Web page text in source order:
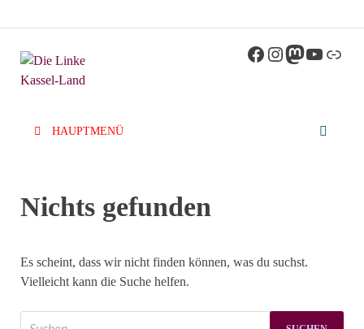
Kassel-Land
HAUPTMENÜ
Nichts gefunden
Es scheint, dass wir nicht finden können, was du suchst.
Vielleicht kann die Suche helfen.